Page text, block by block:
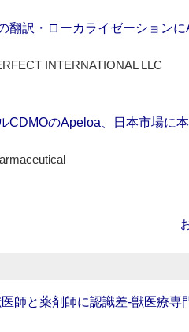
翻訳・ローカライゼーション
INTERNATIONAL LLC
CDMOのApeloa、日本市場に
師と薬剤師に認識差‐獣医療専